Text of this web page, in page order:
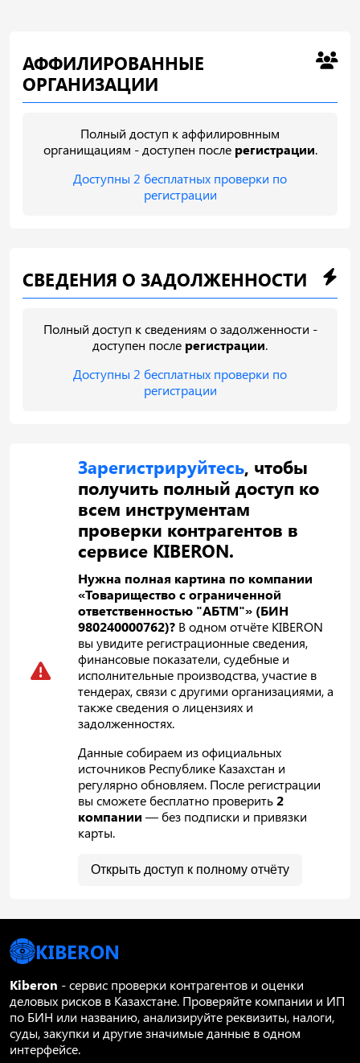
АФФИЛИРОВАННЫЕ
ОРГАНИЗАЦИИ
Полный доступ к аффилировнным
органищациям - доступен после регистрации.
Доступны 2 бесплатных проверки по
регистрации
СВЕДЕНИЯ О ЗАДОЛЖЕННОСТИ
Полный доступ к сведениям о задолженности -
доступен после регистрации.
Доступны 2 бесплатных проверки по
регистрации
Зарегистрируйтесь, чтобы
получить полный доступ ко
всем инструментам
проверки контрагентов в
сервисе KIBERON.
Нужна полная картина по компании
«Товарищество с ограниченной
ответственностью "АБТМ"» (БИН
980240000762)? В одном отчёте KIBERON
вы увидите регистрационные сведения,
финансовые показатели, судебные и
исполнительные производства, участие в
тендерах, связи с другими организациями, а
также сведения о лицензиях и
задолженностях.
Данные собираем из официальных
источников Республике Казахстан и
регулярно обновляем. После регистрации
вы сможете бесплатно проверить2
компании — без подписки и привязки
карты.
Открыть доступ к полному отчёту
KIBERON
Kiberon - сервис проверки контрагентов и оценки
деловых рисков в Казахстане. Проверяйте компании и ИП
по БИН или названию, анализируйте реквизиты, налоги,
суды, закупки и другие значимые данные в одном
интерфейсе.